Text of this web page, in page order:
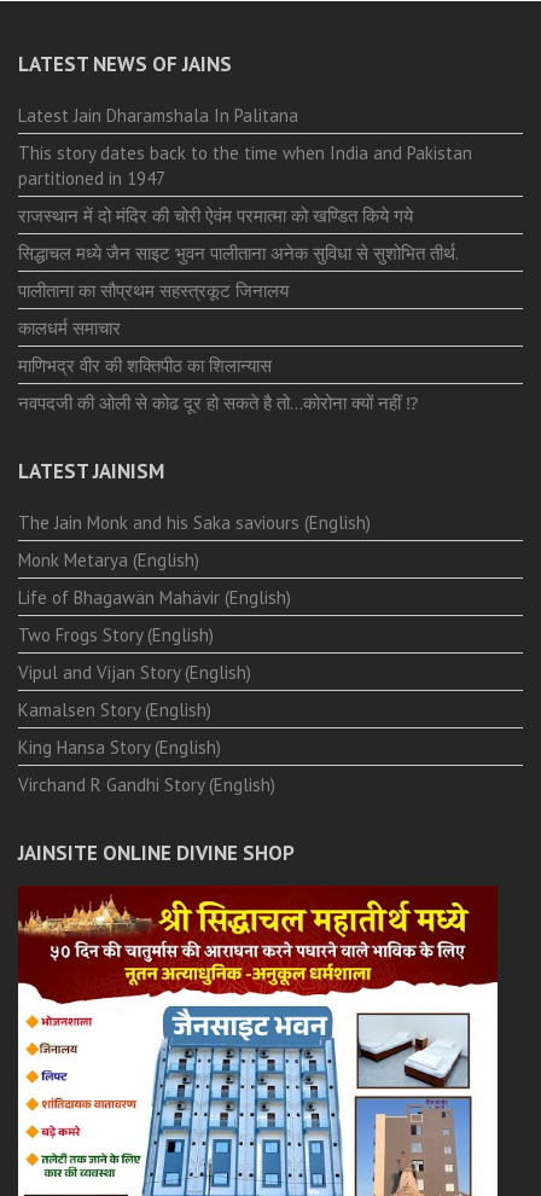
LATEST NEWS OF JAINS
Latest Jain Dharamshala In Palitana
This story dates back to the time when India and Pakistan
partitioned in 1947
राजस्थान में दो मंदिर की चोरी ऐवंम परमात्मा को खण्डित किये गये
सिद्धाचल मध्ये जैन साइट भुवन पालीताना अनेक सुविधा से सुशोभित तीर्थ.
पालीताना का सौप्रथम सहस्त्रकूट जिनालय
कालधर्म समाचार
माणिभद्र वीर की शक्तिपीठ का शिलान्यास
नवपदजी की ओली से कोढ दूर हो सकते है तो…कोरोना क्यों नहीं ⁉️
LATEST JAINISM
The Jain Monk and his Saka saviours (English)
Monk Metarya (English)
Life of Bhagawän Mahävir (English)
Two Frogs Story (English)
Vipul and Vijan Story (English)
Kamalsen Story (English)
King Hansa Story (English)
Virchand R Gandhi Story (English)
JAINSITE ONLINE DIVINE SHOP